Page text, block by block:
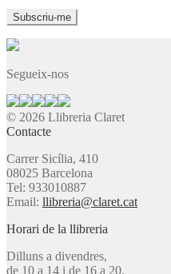
Segueix-nos
© 2026 Llibreria Claret
Contacte
Carrer Sicília, 410
08025 Barcelona
Tel: 933010887
Email: llibreria@claret.cat
Horari de la llibreria
Dilluns a divendres,
de 10 a 14 i de 16 a 20.